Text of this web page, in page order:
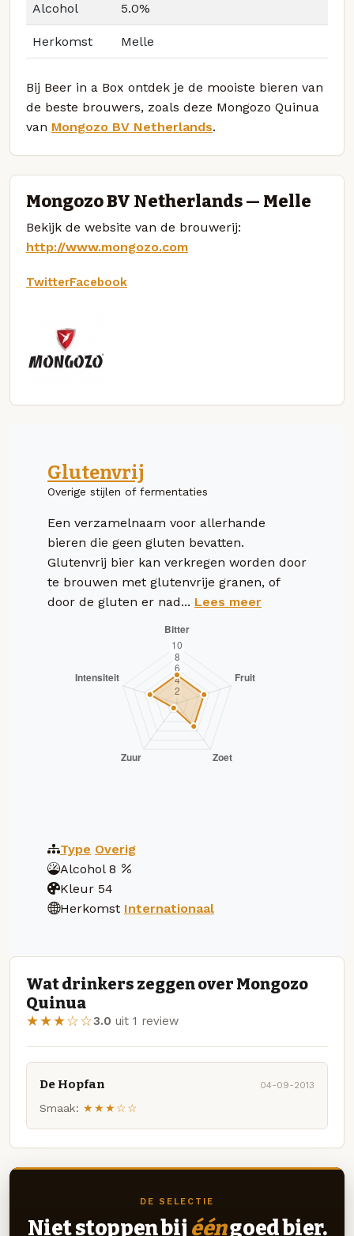
Alcohol 5.0%
Herkomst Melle
Bij Beer in a Box ontdek je de mooiste bieren van
de beste brouwers, zoals deze Mongozo Quinua
van Mongozo BV Netherlands.
Mongozo BV Netherlands — Melle
Bekijk de website van de brouwerij:
http://www.mongozo.com
TwitterFacebook
Glutenvrij
Overige stijlen of fermentaties
Een verzamelnaam voor allerhande
bieren die geen gluten bevatten.
Glutenvrij bier kan verkregen worden door
te brouwen met glutenvrije granen, of
door de gluten er nad... Lees meer
Type Overig
Alcohol 8
Kleur 54
Herkomst Internationaal
Wat drinkers zeggen over Mongozo
Quinua
★★★☆☆3.0 uit 1 review
De Hopfan 04-09-2013
Smaak: ★★★☆☆
DE SELECTIE
Niet stoppen bij ééngoed bier.